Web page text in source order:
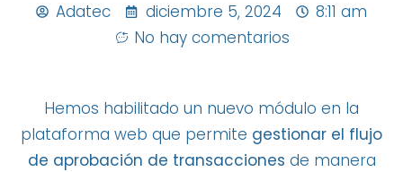
Adatec diciembre 5, 2024
8:11 am
No hay comentarios
Hemos habilitado un nuevo módulo en la
plataforma web que permite gestionar el flujo
de aprobación de transacciones de manera